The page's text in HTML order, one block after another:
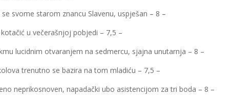
svome starom znancu Slavenu, uspješan – 8 –
kotačić u večerašnjoj pobjedi – 7,5 –
lucidnim otvaranjem na sedmercu, sjajna unutarnja – 8 –
trenutno se bazira na tom mladiću – 7,5 –
neprikosnoven, napadački ubo asistencijom za tri boda – 8 –